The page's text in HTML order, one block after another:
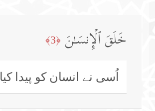
خَلَقَ ٱلۡإِنسَـٰنَ ﴿3﴾
اُسی نے انسان کو پیدا کیا